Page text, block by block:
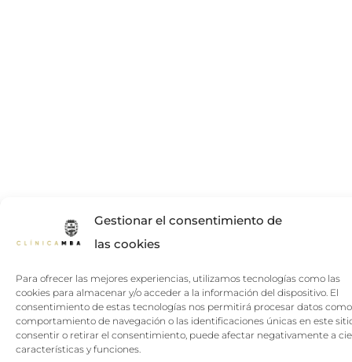
Gestionar el consentimiento de
las cookies
Para ofrecer las mejores experiencias, utilizamos tecnologías como las
cookies para almacenar y/o acceder a la información del dispositivo. El
consentimiento de estas tecnologías nos permitirá procesar datos
comportamiento de navegación o las identificaciones únicas en este
consentir o retirar el consentimiento, puede afectar negativamente a
características y funciones.